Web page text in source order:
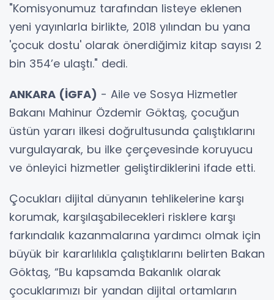
"Komisyonumuz tarafından listeye eklenen
yeni yayınlarla birlikte, 2018 yılından bu yana
'çocuk dostu' olarak önerdiğimiz kitap sayısı 2
bin 354’e ulaştı." dedi.
ANKARA (İGFA) - Aile ve Sosya Hizmetler
Bakanı Mahinur Özdemir Göktaş, çocuğun
üstün yararı ilkesi doğrultusunda çalıştıklarını
vurgulayarak, bu ilke çerçevesinde koruyucu
ve önleyici hizmetler geliştirdiklerini ifade etti.
Çocukları dijital dünyanın tehlikelerine karşı
korumak, karşılaşabilecekleri risklere karşı
farkındalık kazanmalarına yardımcı olmak için
büyük bir kararlılıkla çalıştıklarını belirten Bakan
Göktaş, “Bu kapsamda Bakanlık olarak
çocuklarımızı bir yandan dijital ortamların